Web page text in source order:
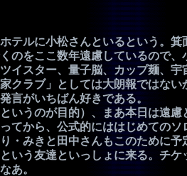
ルに小松さんといるという。
のをここ数年遠慮しているので、
スター、量子脳、カップ麺、
クラブ」としては大朗報では
言がいちばん好きである。
うのが目的）、まあ本日は遠慮
てから、公式的にははじめてのソ
みきと田中さんもこのために予
いう友達といっしょに来る。チ
あ。